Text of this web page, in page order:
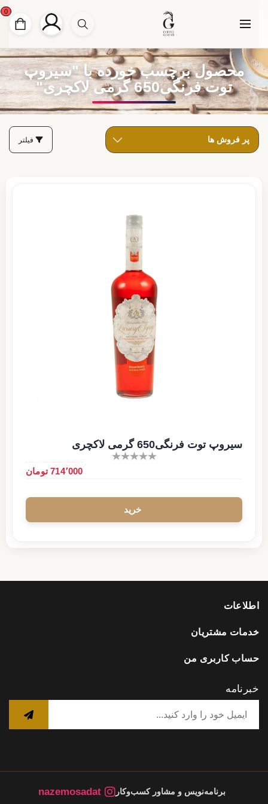
0
محصول برچسب خورده با "سیروپ
توت فرنگی650 گرمی لاکچری"
فیلتر
سیروپ توت فرنگی650 گرمی لاکچری
714٬000 تومان
اطلاعات
خدمات مشتریان
حساب کاربری من
خبرنامه
برنامه‌نویس و مشاور کسب‌وکار nazemosadat